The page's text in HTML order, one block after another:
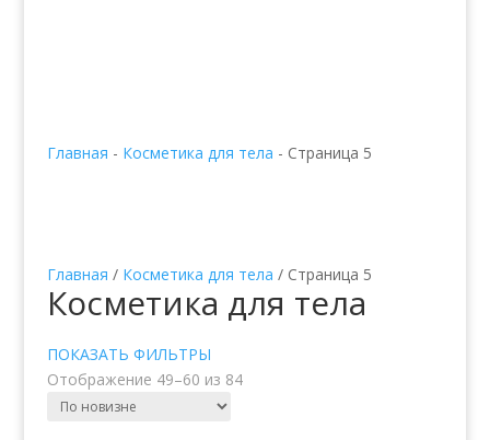
Главная - Косметика для тела - Страница 5
Главная / Косметика для тела / Страница 5
Косметика для тела
ПОКАЗАТЬ ФИЛЬТРЫ
Отображение 49–60 из 84